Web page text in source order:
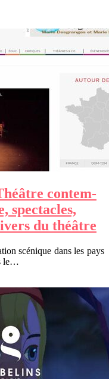
con­tem­
spectacles,
du théâtre
scénique dans les pays
le…